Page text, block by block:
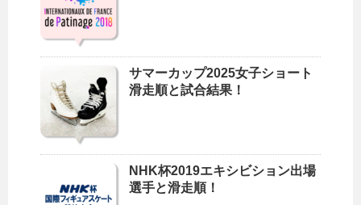
サマーカップ2025女子ショート
滑走順と試合結果！
NHK杯2019エキシビション出場
選手と滑走順！